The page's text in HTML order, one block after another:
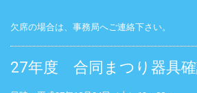
欠席の場合は、事務局へご連絡下さい。
27年度 合同まつり器具